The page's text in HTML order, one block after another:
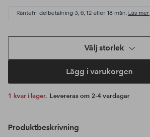
Räntefri delbetalning 3, 6, 12 eller 18 mån. Läs mer
Välj storlek
Lägg i varukorgen
1 kvar i lager. Levereras om 2-4 vardagar
Produktbeskrivning